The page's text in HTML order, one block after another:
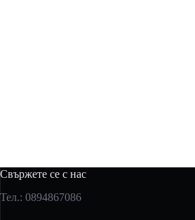
Свържете се с нас
Тел.: 0894867086